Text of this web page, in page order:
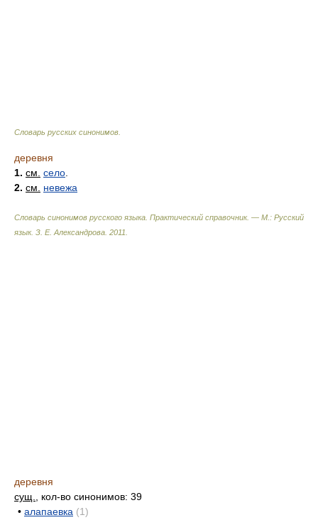
Словарь русских синонимов
деревня
1. см. село
2. см. невежа
Словарь синонимов русского языка. Практический справочник. — М.: Русский
язык. З. Е. Александрова 2011
деревня
сущ.
, кол-во синонимов: 39
• алапаевка (1)